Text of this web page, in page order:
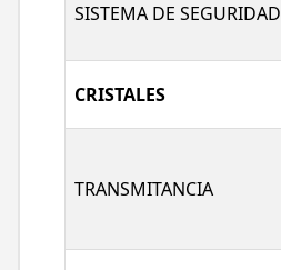
SISTEMA DE SEGURIDAD
CRISTALES
TRANSMITANCIA